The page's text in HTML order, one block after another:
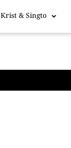
Krist & Singto